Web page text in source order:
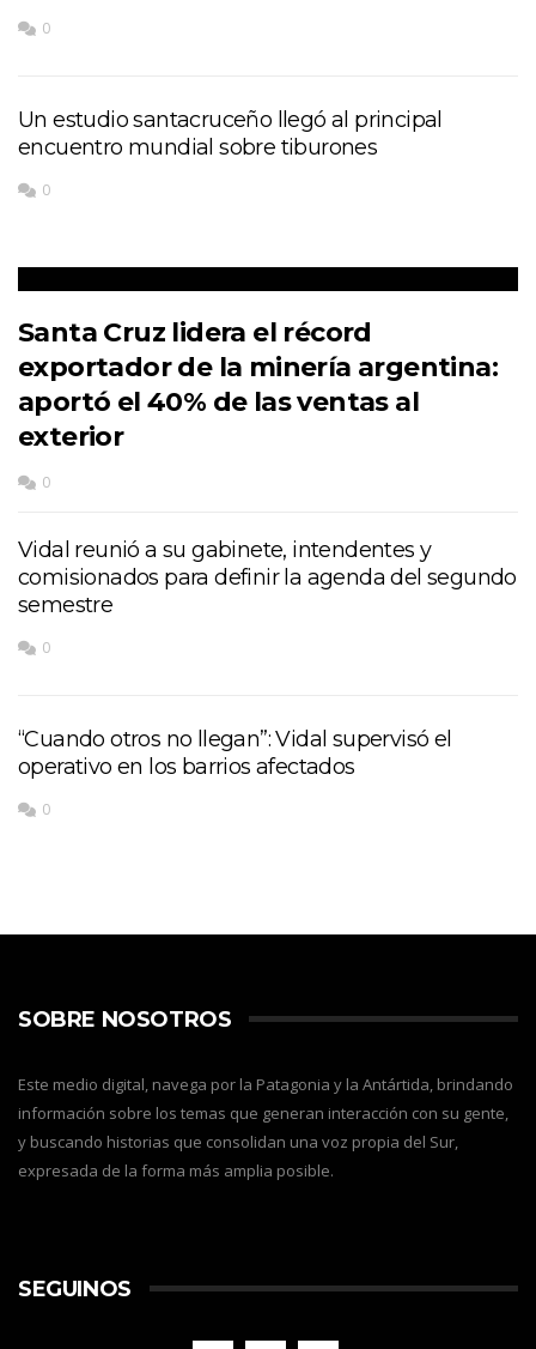
0
Un estudio santacruceño llegó al principal
encuentro mundial sobre tiburones
0
Santa Cruz lidera el récord
exportador de la minería argentina:
aportó el 40% de las ventas al
exterior
0
Vidal reunió a su gabinete, intendentes y
comisionados para definir la agenda del segundo
semestre
0
“Cuando otros no llegan”: Vidal supervisó el
operativo en los barrios afectados
0
SOBRE NOSOTROS
Este medio digital, navega por la Patagonia y la Antártida, brindando
información sobre los temas que generan interacción con su gente,
y buscando historias que consolidan una voz propia del Sur,
expresada de la forma más amplia posible.
SEGUINOS